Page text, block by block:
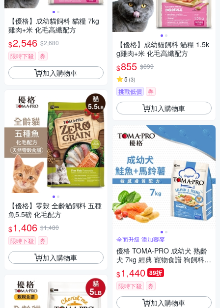
【優格】成幼貓飼料 貓糧 7kg
雞肉+米 化毛高纖配方
$2,546 $2,680
限時下殺
券
加入購物車
【優格】零穀 全齡貓飼料 五種
魚5.5磅 化毛配方
$1,406 $1,480
限時下殺
券
加入購物車
【優格】成幼貓飼料 貓糧 1.5k
g雞肉+米 化毛高纖配方
$855 $899
5 (3)
挑戰低價 券
加入購物車
全面升級 添加藜麥
優格 TOMA-PRO 成幼犬 熟齡
犬 7kg 經典 寵物食譜 狗飼料
熟齡 鮭魚 馬鈴薯 藜麥
$1,440 89折
限時下殺 券
加入購物車